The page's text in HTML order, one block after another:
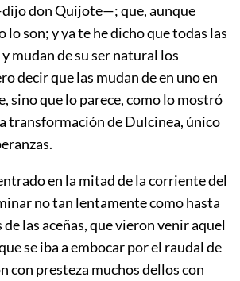
don Quijote—; que, aunque
lo son; y ya te he dicho que todas las
mudan de su ser natural los
decir que las mudan de en uno en
sino que lo parece, como lo mostró
transformación de Dulcinea, único
en la mitad de la corriente del
no tan lentamente como hasta
las aceñas, que vieron venir aquel
se iba a embocar por el raudal de
con presteza muchos dellos con